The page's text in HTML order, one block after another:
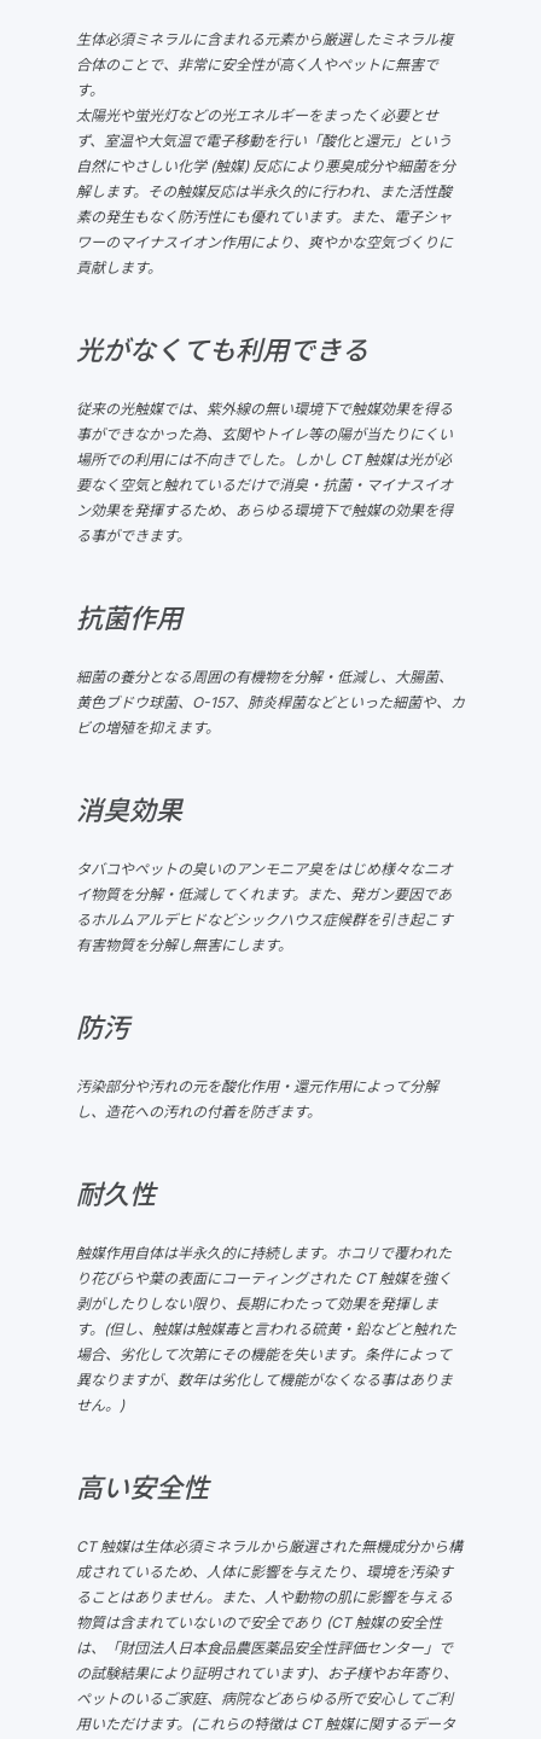
生体必須ミネラルに含まれる元素から厳選したミネラル複
合体のことで、非常に安全性が高く人やペットに無害で
す。
太陽光や蛍光灯などの光エネルギーをまったく必要とせ
ず、室温や大気温で電子移動を行い「酸化と還元」という
自然にやさしい化学 (触媒) 反応により悪臭成分や細菌を分
解します。その触媒反応は半永久的に行われ、また活性酸
素の発生もなく防汚性にも優れています。また、電子シャ
ワーのマイナスイオン作用により、爽やかな空気づくりに
貢献します。
光がなくても利用できる
従来の光触媒では、紫外線の無い環境下で触媒効果を得る
事ができなかった為、玄関やトイレ等の陽が当たりにくい
場所での利用には不向きでした。しかし CT 触媒は光が必
要なく空気と触れているだけで消臭・抗菌・マイナスイオ
ン効果を発揮するため、あらゆる環境下で触媒の効果を得
る事ができます。
抗菌作用
細菌の養分となる周囲の有機物を分解・低減し、大腸菌、
黄色ブドウ球菌、O-157、肺炎桿菌などといった細菌や、カ
ビの増殖を抑えます。
消臭効果
タバコやペットの臭いのアンモニア臭をはじめ様々なニオ
イ物質を分解・低減してくれます。また、発ガン要因であ
るホルムアルデヒドなどシックハウス症候群を引き起こす
有害物質を分解し無害にします。
防汚
汚染部分や汚れの元を酸化作用・還元作用によって分解
し、造花への汚れの付着を防ぎます。
耐久性
触媒作用自体は半永久的に持続します。ホコリで覆われた
り花びらや葉の表面にコーティングされた CT 触媒を強く
剥がしたりしない限り、長期にわたって効果を発揮しま
す。(但し、触媒は触媒毒と言われる硫黄・鉛などと触れた
場合、劣化して次第にその機能を失います。条件によって
異なりますが、数年は劣化して機能がなくなる事はありま
せん。)
高い安全性
CT 触媒は生体必須ミネラルから厳選された無機成分から構
成されているため、人体に影響を与えたり、環境を汚染す
ることはありません。また、人や動物の肌に影響を与える
物質は含まれていないので安全であり (CT 触媒の安全性
は、「財団法人日本食品農医薬品安全性評価センター」で
の試験結果により証明されています)、お子様やお年寄り、
ペットのいるご家庭、病院などあらゆる所で安心してご利
用いただけます。(これらの特徴は CT 触媒に関するデータ